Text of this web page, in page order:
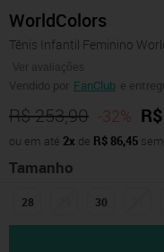
WorldColors
Tênis Infantil Feminino
Ver avaliações
Vendido por FanClub e
R$ 253,90 -32%
ou em até 2x de R$ 86,45
Tamanho
28 30